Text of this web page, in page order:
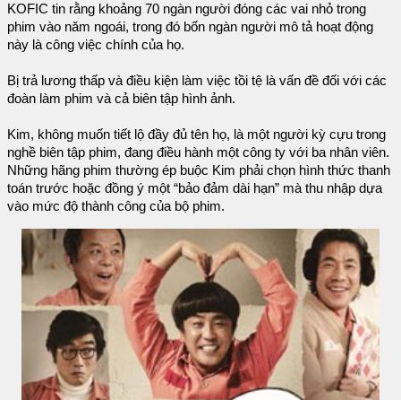
KOFIC tin rằng khoảng 70 ngàn người đóng các vai nhỏ trong
phim vào năm ngoái, trong đó bốn ngàn người mô tả hoạt động
này là công việc chính của họ.
Bị trả lương thấp và điều kiện làm việc tồi tệ là vấn đề đối với các
đoàn làm phim và cả biên tập hình ảnh.
Kim, không muốn tiết lộ đầy đủ tên họ, là một người kỳ cựu trong
nghề biên tập phim, đang điều hành một công ty với ba nhân viên.
Những hãng phim thường ép buộc Kim phải chọn hình thức thanh
toán trước hoặc đồng ý một “bảo đảm dài hạn” mà thu nhập dựa
vào mức độ thành công của bộ phim.